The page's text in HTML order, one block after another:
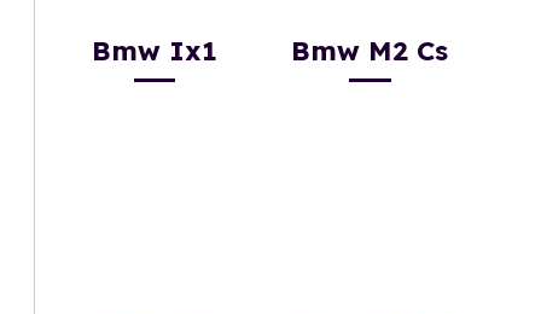
Bmw Ix1 Bmw M2 Cs